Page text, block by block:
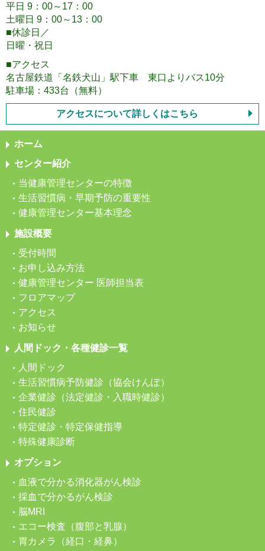
平日 9：00～17：00
土曜日 9：00～13：00
■休診日／
日曜・祝日
■アクセス
名古屋鉄道「名鉄犬山」駅下車 東口よりバス10分
駐車場：433台（無料）
アクセスについて詳しくはこちら
ホーム
センター紹介
当健康管理センターの特徴
生活習慣病・早期予防の重要性
健康管理センター基本理念
施設概要
受付時間
お申し込み方法
健康管理センター 医師担当表
フロアマップ
アクセス
お知らせ
人間ドック・各種健診一覧
人間ドック
生活習慣病予防健診（協会けんぽ）
企業健診（法定健診・入職時健診）
住民健診
特定健診・特定保健指導
特殊健康診断
オプション
血液で分かる消化器がん検診
採血で分かるがん検診
脳MRI
エコー検査（腹部と乳腺）
胃カメラ（経口・経鼻）